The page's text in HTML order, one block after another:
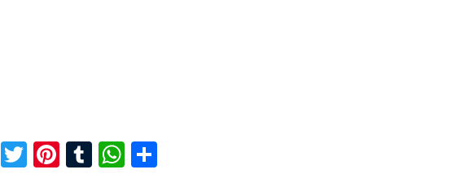
Facebook
Twitter
Pinterest
TumblrWhatsApp